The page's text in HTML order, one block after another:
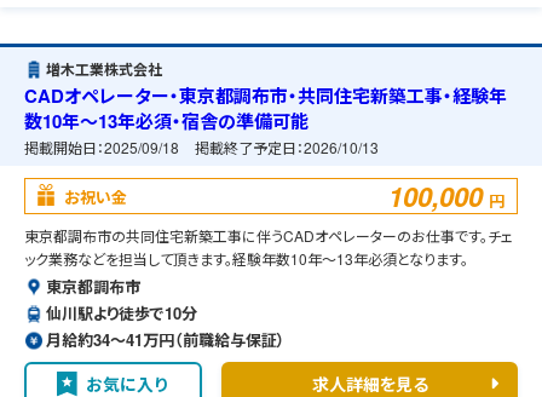
増木工業株式会社
CADオペレーター・東京都調布市・共同住宅新築工事・経験年
数10年～13年必須・宿舎の準備可能
掲載開始日：2025/09/18 掲載終了予定日：2026/10/13
お祝い金 100,000 円
東京都調布市の共同住宅新築工事に伴うCADオペレーターのお仕事です。チェ
ック業務などを担当して頂きます。経験年数10年～13年必須となります。
東京都調布市
仙川駅より徒歩で10分
月給約34〜41万円（前職給与保証）
お気に入り 求人詳細を見る